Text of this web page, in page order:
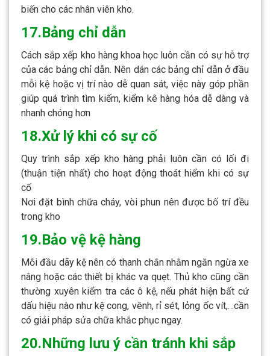
biến cho các nhân viên kho.
17.Bảng chỉ dẫn
Cách sắp xếp kho hàng khoa học luôn cần có sự hỗ trợ
của các bảng chỉ dẫn. Nên dán các bảng chỉ dẫn ở đầu
mỗi kệ hoặc vị trí nào dễ quan sát, việc này góp phần
giúp quá trình tìm kiếm, kiểm kê hàng hóa dễ dàng và
nhanh chóng hơn
18.Xử lý khi có sự cố
Quy trình sắp xếp kho hàng phải luôn cần có lối đi
(thuận tiện nhất) cho hoạt động thoát hiểm khi có sự
cố
Nơi đặt bình chữa cháy, vòi phun nên được bố trí đều
trong kho
19.Bảo vệ kệ hàng
Mỗi đầu dãy kệ nên có thanh chắn nhằm ngăn ngừa xe
nâng hoặc các thiết bị khác va quẹt. Thủ kho cũng cần
thường xuyên kiểm tra các ô kệ, nếu phát hiện bất cứ
dấu hiệu nào như kệ cong, vênh, rỉ sét, lỏng ốc vít,…cần
có giải pháp sửa chữa khắc phục ngay.
20.Những lưu ý cần tránh khi sắp